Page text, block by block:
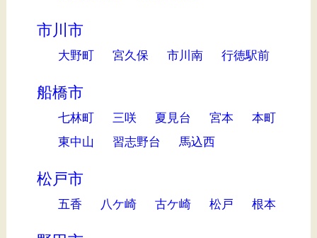
市川市
大野町 宮久保 市川南 行徳駅前
船橋市
七林町 三咲 夏見台 宮本
本町
東中山
習志野台 馬込西
松戸市
五香 八ケ崎 古ケ崎 松戸 根本